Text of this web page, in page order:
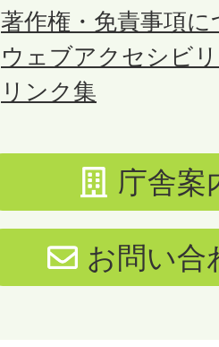
著作権・免責事項
ウェブアクセシビ
リンク集
庁舎案
お問い合